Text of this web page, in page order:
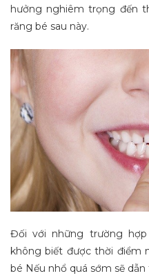
hưởng nghiêm trọng đến
răng bé sau này.
Đối với những trường
không biết được thời điểm
bé Nếu nhổ quá sớm sẽ